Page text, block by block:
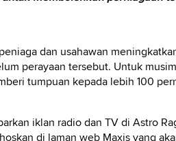
dan usahawan
perayaan tersebut. Untuk
tumpuan kepada lebih 100
iklan radio dan TV di Astro
di laman web Maxis yang